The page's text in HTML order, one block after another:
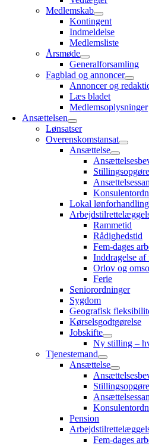
Medlemskab
Kontingent
Indmeldelse
Medlemsliste
Årsmøde
Generalforsamling
Fagblad og annoncer
Annoncer og
Læs bladet
Medlemsoplysninger
Ansættelsen
Lønsatser
Overenskomstansat
Ansættelse
Lokal lønforhandling
Rammetid
Rådighedstid
Fem-dages
Inddragelse af
Orlov og
Ferie
Seniorordninger
Sygdom
Geografisk
Kørselsgodtgørelse
Jobskifte
Ny stilling –
Tjenestemand
Ansættelse
Pension
Fem-dages